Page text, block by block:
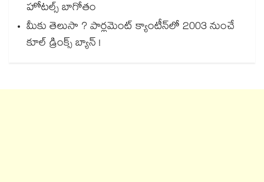
హోటల్స్ బాగోతం
మీకు తెలుసా ? పార్లమెంట్ క్యాంటీన్⁪లో 2003 నుంచే
కూల్ డ్రింక్స్ బ్యాన్ !